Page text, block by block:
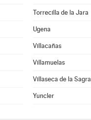
Torrecilla de la Jara
Ugena
Villacañas
Villamuelas
Villaseca de la Sagra
Yuncler